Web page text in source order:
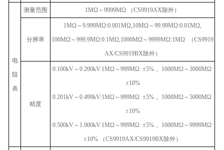
电
阻
表
测量范围 1MΩ～9999MΩ （CS9919AX除外）
分辨率
1MΩ～9.999MΩ:0.001MΩ,10MΩ～99.99MΩ:0.01MΩ,
100MΩ～999.9MΩ:0.1MΩ,1000MΩ～9999MΩ:1MΩ （CS9919
AX/CS9919BX除外）
精度
0.100kV～0.200kV:1MΩ～999MΩ ±5%， 1000MΩ～3000MΩ
±10%
0.201kV～0.499kV:1MΩ～999MΩ ±5%， 1000MΩ～5000MΩ
±10%
0.500kV～ 1.000kV:1MΩ～999MΩ ±5%， 1000MΩ～9999MΩ
±10%
（CS9919AX/CS9919BX除外）